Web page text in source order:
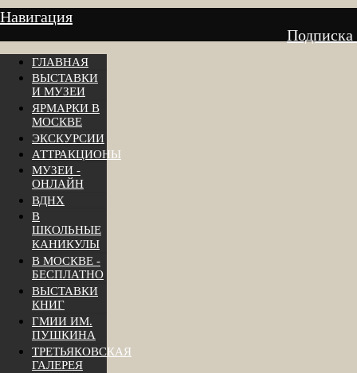
Навигация
Подписка
ГЛАВНАЯ
ВЫСТАВКИ
И МУЗЕИ
ЯРМАРКИ В
МОСКВЕ
ЭКСКУРСИИ
АТТРАКЦИОНЫ
МУЗЕИ -
ОНЛАЙН
ВДНХ
В
ШКОЛЬНЫЕ
КАНИКУЛЫ
В МОСКВЕ -
БЕСПЛАТНО
ВЫСТАВКИ
КНИГ
ГМИИ ИМ.
ПУШКИНА
ТРЕТЬЯКОВСКАЯ
ГАЛЕРЕЯ